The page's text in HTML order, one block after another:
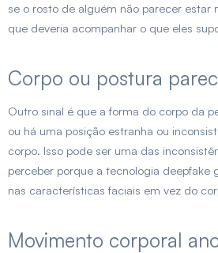
se o rosto de alguém não parecer estar
que deveria acompanhar o que eles
Corpo ou postura
Outro sinal é que a forma do corpo da
ou há uma posição estranha ou
corpo. Isso pode ser uma das
perceber porque a tecnologia deepfake
nas características faciais em vez do
Movimento corporal